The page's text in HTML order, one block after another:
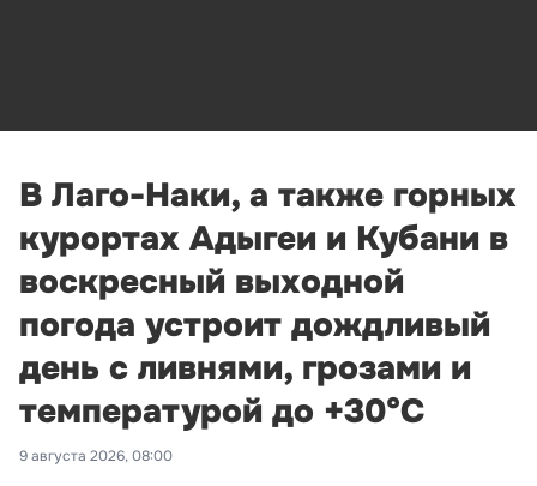
В Лаго-Наки, а также горных
курортах Адыгеи и Кубани в
воскресный выходной
погода устроит дождливый
день с ливнями, грозами и
температурой до +30°С
9 августа 2026, 08:00